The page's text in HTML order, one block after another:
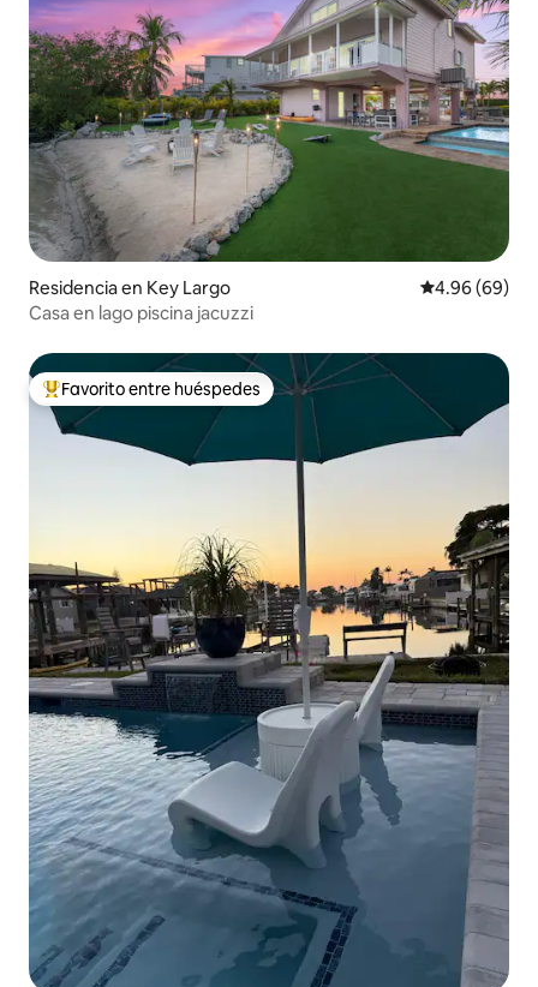
Residencia en Key Largo Calificación
4.96 (69)
Casa en lago piscina jacuzzi
De los mejores en Favorito entre huéspedes
Favorito entre huéspedes